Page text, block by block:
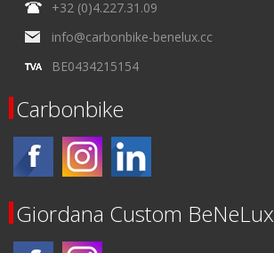
+32 (0)4.227.31.09
info@carbonbike-benelux.cc
BE0434215154
Carbonbike
Giordana Custom BeNeLux